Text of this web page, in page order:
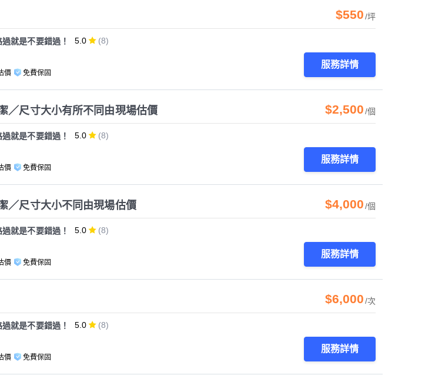
$550/坪
就是不要錯過！ 5.0 (8)
價 免費保固
服務詳情
／尺寸大小有所不同由現場估價 $2,500/個
就是不要錯過！ 5.0 (8)
價 免費保固
服務詳情
／尺寸大小不同由現場估價 $4,000/個
就是不要錯過！ 5.0 (8)
價 免費保固
服務詳情
$6,000/次
就是不要錯過！ 5.0 (8)
價 免費保固
服務詳情